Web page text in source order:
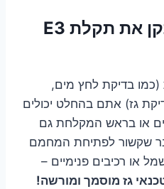
?האם אני יכול לתקן את תקלת E3
(כמו בדיקת לחץ מים,
גז) אתם בהחלט יכולים
או בראש המקלחת גם
שקשור לפתיחת המחמם
או רכיבים פנימיים –
גז מוסמך ומורשה!